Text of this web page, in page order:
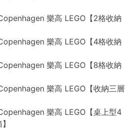
樂高 LEGO【2格收納
樂高 LEGO【4格收納
樂高 LEGO【8格收納
樂高 LEGO【收納三層
樂高 LEGO【桌上型4